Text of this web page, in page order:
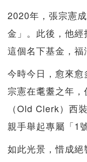
2020年，張宗憲
金」。此後，他
這個名下基金，福
今時今日，愈來
宗憲在耄耋之年
（Old Clerk）西
親手舉起專屬「1
如此光景，惜成絕